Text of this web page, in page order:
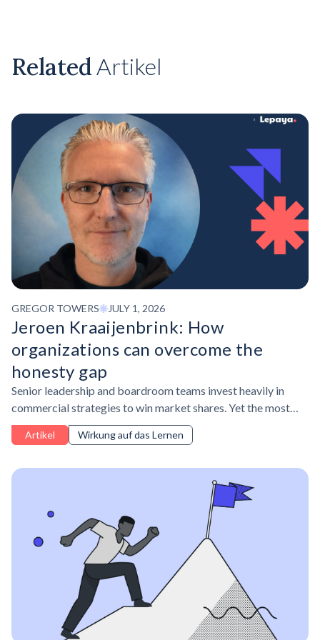
RelatedArtikel
GREGOR TOWERS JULY 1, 2026
Jeroen Kraaijenbrink: How
organizations can overcome the
honesty gap
Senior leadership and boardroom teams invest heavily in
commercial strategies to win market shares. Yet the most
important and honest information driving strategy circulates
in teams underneath, never making it to the table where
and Strategy Consultant at Kraaijenbrink Advisory, has spent
years working on what he calls the honesty gap. We sat down
with him to understand what the honesty gap actually is,
where it lives in organizations, and why fixing it requires a
leadership shift.‍How do you define the honesty gap?There's
a narrow definition and a broad one. The broad one is: we
have created organizations and systems where it's barely
possible to be honest to yourself, about yourself, and honest
to other people.Honesty isn't just lying. It's integrity, being
authentically connected to other people and being aware of
Artikel Wirkung auf das Lernen